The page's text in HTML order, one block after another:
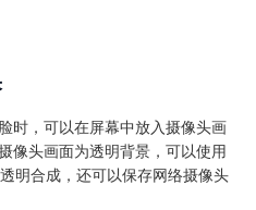
时，可以在屏幕中放入摄像头画
像头画面为透明背景，可以使用
明合成，还可以保存网络摄像头